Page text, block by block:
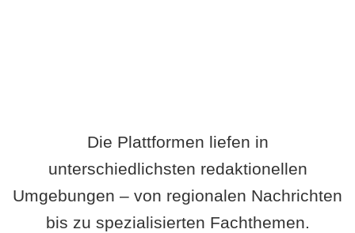
Die Plattformen liefen in
unterschiedlichsten redaktionellen
Umgebungen – von regionalen Nachrichten
bis zu spezialisierten Fachthemen.